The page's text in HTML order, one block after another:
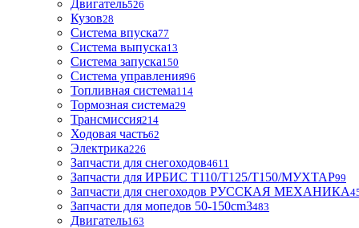
Двигатель526
Кузов28
Система впуска77
Система выпуска13
Система запуска150
Система управления96
Топливная система114
Тормозная система29
Трансмиссия214
Ходовая часть62
Электрика226
Запчасти для снегоходов4611
Запчасти для ИРБИС T110/T125/T150/МУХТАР99
Запчасти для снегоходов РУССКАЯ МЕХАНИКА
Запчасти для мопедов 50-150cm3483
Двигатель163